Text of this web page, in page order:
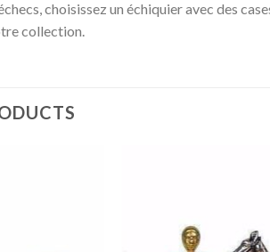
choisissez un échiquier avec des
collection.